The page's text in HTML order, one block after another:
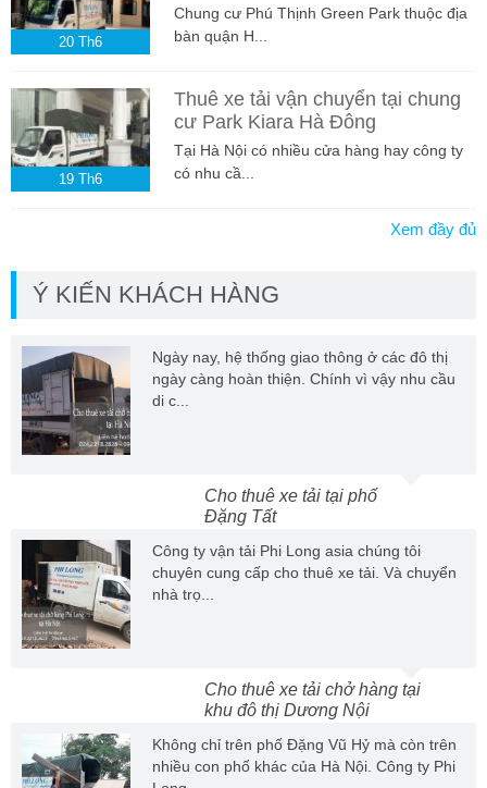
20 Th6
Chung cư Phú Thịnh Green Park thuộc địa
bàn quận H...
19 Th6
Thuê xe tải vận chuyển tại chung
cư Park Kiara Hà Đông
Tại Hà Nội có nhiều cửa hàng hay công ty
có nhu cầ...
Xem đầy đủ
Ý KIẾN KHÁCH HÀNG
Ngày nay, hệ thống giao thông ở các đô thị
ngày càng hoàn thiện. Chính vì vậy nhu cầu
di c...
Cho thuê xe tải tại phố
Đặng Tất
Công ty vận tải Phi Long asia chúng tôi
chuyên cung cấp cho thuê xe tải. Và chuyển
nhà trọ...
Cho thuê xe tải chở hàng tại
khu đô thị Dương Nội
Không chỉ trên phố Đặng Vũ Hỷ mà còn trên
nhiều con phố khác của Hà Nội. Công ty Phi